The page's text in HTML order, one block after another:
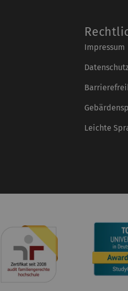
Impressum
Leichte